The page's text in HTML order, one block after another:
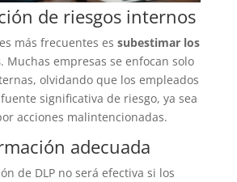
de riesgos internos
más frecuentes es subestimar los
. Muchas empresas se enfocan solo
olvidando que los empleados
significativa de riesgo, ya sea
acciones malintencionadas.
adecuada
de DLP no será efectiva si los